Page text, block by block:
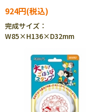
924円
完成サイズ：
W85×H136×D32mm